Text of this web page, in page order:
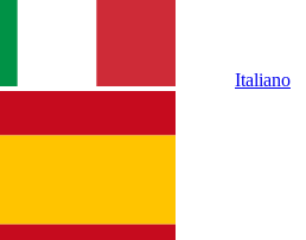
Italiano